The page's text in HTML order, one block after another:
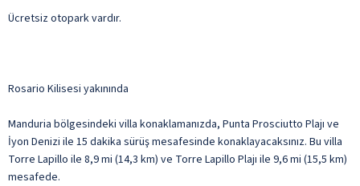
Ücretsiz otopark vardır.
Rosario Kilisesi yakınında
Manduria bölgesindeki villa konaklamanızda, Punta Prosciutto Plajı ve
İyon Denizi ile 15 dakika sürüş mesafesinde konaklayacaksınız. Bu villa
Torre Lapillo ile 8,9 mi (14,3 km) ve Torre Lapillo Plajı ile 9,6 mi (15,5 km)
mesafede.